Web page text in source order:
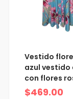
Vestido
azul vestido
con flores
$469.00